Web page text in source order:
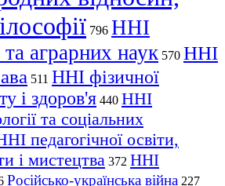
796 ННІ
аграрних наук 570 ННІ
511 ННІ фізичної
і здоров'я 440 ННІ
та соціальних
педагогічної освіти,
і мистецтва 372 ННІ
Російсько-українська війна 227